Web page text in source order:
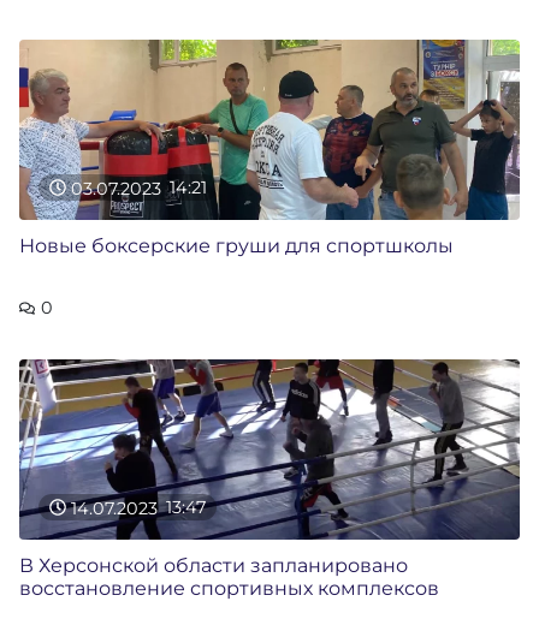
03.07.2023 14:21
Новые боксерские груши для спортшколы
0
14.07.2023 13:47
В Херсонской области запланировано
восстановление спортивных комплексов